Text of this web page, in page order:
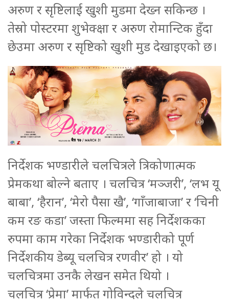
अरुण र सृष्टिलाई खुशी मुडमा देख्न सकिन्छ ।
तेस्रो पोस्टरमा शुभेक्क्षा र अरुण रोमान्टिक हुँदा
छेउमा अरुण र सृष्टिको खुशी मुड देखाइएको छ।
निर्देशक भण्डारीले चलचित्रले त्रिकोणात्मक
प्रेमकथा बोल्ने बताए । चलचित्र ‘मञ्जरी’, ‘लभ यू
बाबा’, ‘हैरान’, ‘मेरो पैसा खै’, ‘गाँजाबाजा’ र ‘चिनी
कम रङ कडा’ जस्ता फिल्ममा सह निर्देशकका
रुपमा काम गरेका निर्देशक भण्डारीको पूर्ण
निर्देशकीय डेब्यू चलचित्र रणवीर’ हो । यो
चलचित्रमा उनकै लेखन समेत थियो ।
चलचित्र ‘प्रेमा’ मार्फत गोविन्दले चलचित्र